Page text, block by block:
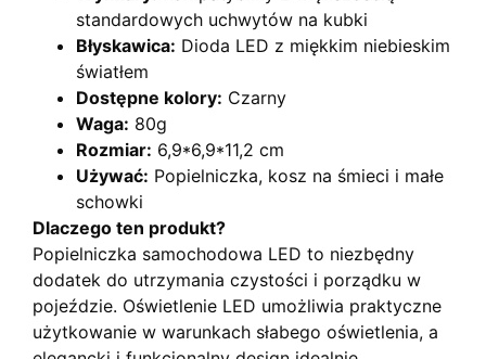
standardowych uchwytów na kubki
Błyskawica: Dioda LED z miękkim niebieskim
światłem
Dostępne kolory: Czarny
Waga: 80g
Rozmiar: 6,9*6,9*11,2 cm
Używać: Popielniczka, kosz na śmieci i małe
schowki
Dlaczego ten produkt?
Popielniczka samochodowa LED to niezbędny
dodatek do utrzymania czystości i porządku w
pojeździe. Oświetlenie LED umożliwia praktyczne
użytkowanie w warunkach słabego oświetlenia, a